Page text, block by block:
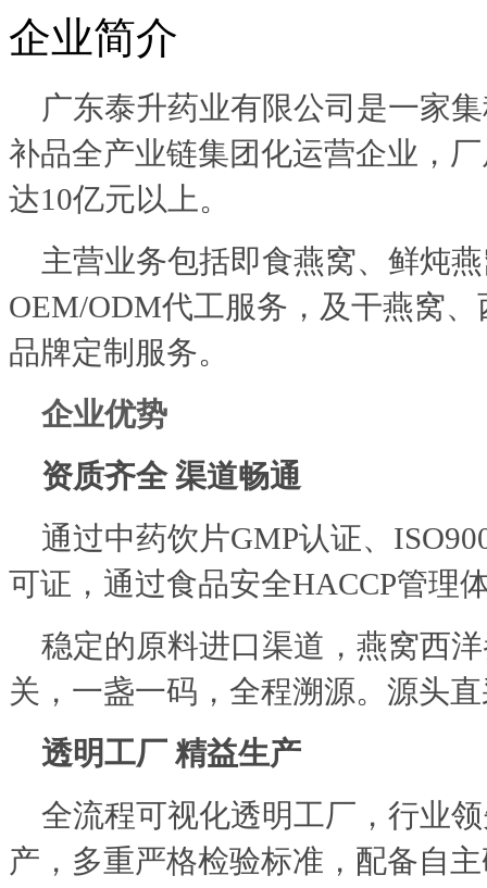
企业简介
广东泰升药业有限公司是一家
补品全产业链集团化运营企业，
达10亿元以上。
主营业务包括即食燕窝、鲜炖
OEM/ODM代工服务，及干燕窝
品牌定制服务。
企业优势
资质齐全 渠道畅通
通过中药饮片GMP认证、
可证，通过食品安全HACCP管理
稳定的原料进口渠道，燕窝西
关，一盏一码，全程溯源。源头
透明工厂 精益生产
全流程可视化透明工厂，行业
产，多重严格检验标准，配备自